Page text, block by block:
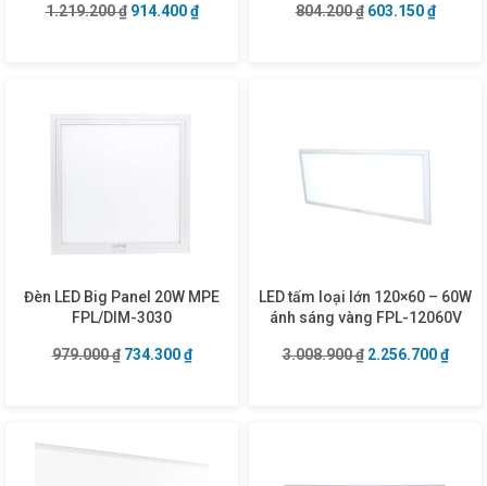
1.219.200₫ Giá gốc là: 1.219.200 ₫.
914.400₫Giá hiện tại là: 914.400 ₫.
804.200₫ Giá gốc là:
603.150₫Giá
Đèn LED Big Panel 20W MPE
FPL/DIM-3030
979.000₫ Giá gốc là: 979.000 ₫.
734.300₫Giá hiện tại là: 734.300 ₫.
LED tấm loại lớn 120×60 – 60W
ánh sáng vàng FPL-12060V
3.008.900₫ Giá gốc là:
2.256.700₫Giá